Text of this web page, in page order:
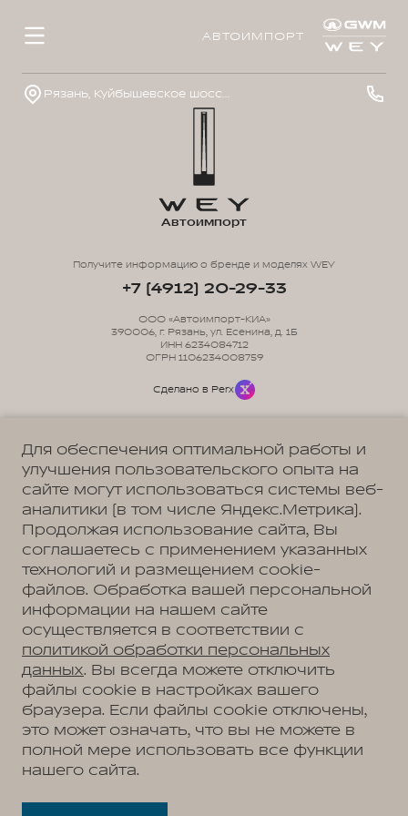
АВТОИМПОРТ
Рязань, Куйбышевское шоссе, д. 40, стр. 1
Политика обработки персональных данных
Согласие на коммуникацию
Согласие на предоставление персональных данных третьим лицам
Согласие на обработку ПД
Автоимпорт
Получите информацию о бренде и моделях WEY
+7 (4912) 20-29-33
ООО «Автоимпорт-КИА»
390006, г. Рязань, ул. Есенина, д. 1Б
ИНН 6234084712
ОГРН 1106234008759
Сделано в Perx
Адрес
Рязань, Куйбышевское шоссе, д. 40, стр. 1
Телефон
+7 (4912) 20-29-33
АВТОМОБИЛИ В НАЛИЧИИ
МОДЕЛЬНЫЙ РЯД
WEY 05
WEY 80 Премиум
ВЛАДЕЛЬЦАМ
Для обеспечения оптимальной работы и
улучшения пользовательского опыта на
сайте могут использоваться системы веб-
аналитики (в том числе Яндекс.Метрика).
Продолжая использование сайта, Вы
соглашаетесь с применением указанных
технологий и размещением cookie-
файлов. Обработка вашей персональной
информации на нашем сайте
осуществляется в соответствии с
политикой обработки персональных
данных. Вы всегда можете отключить
файлы cookie в настройках вашего
браузера. Если файлы cookie отключены,
это может означать, что вы не можете в
полной мере использовать все функции
нашего сайта.